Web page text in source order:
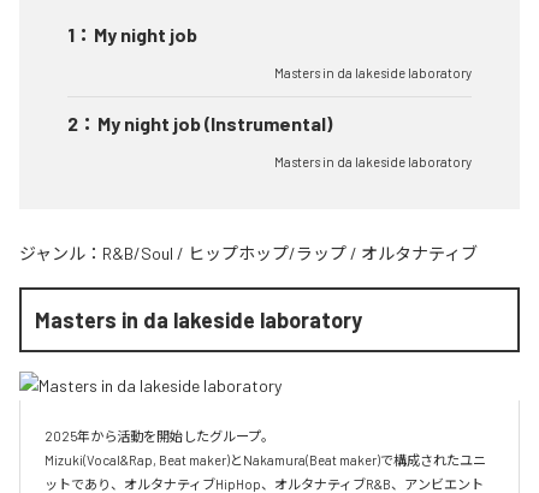
1 ： My night job
Masters in da lakeside laboratory
2 ： My night job (Instrumental)
Masters in da lakeside laboratory
ジャンル： R&B/Soul / ヒップホップ/ラップ / オルタナティブ
Masters in da lakeside laboratory
2025年から活動を開始したグループ。
Mizuki(Vocal&Rap, Beat maker)とNakamura(Beat maker)で構成されたユニ
ットであり、オルタナティブHipHop、オルタナティブR&B、アンビエント